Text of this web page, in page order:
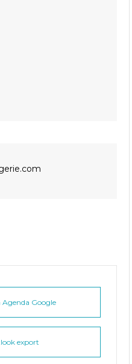
Google
export